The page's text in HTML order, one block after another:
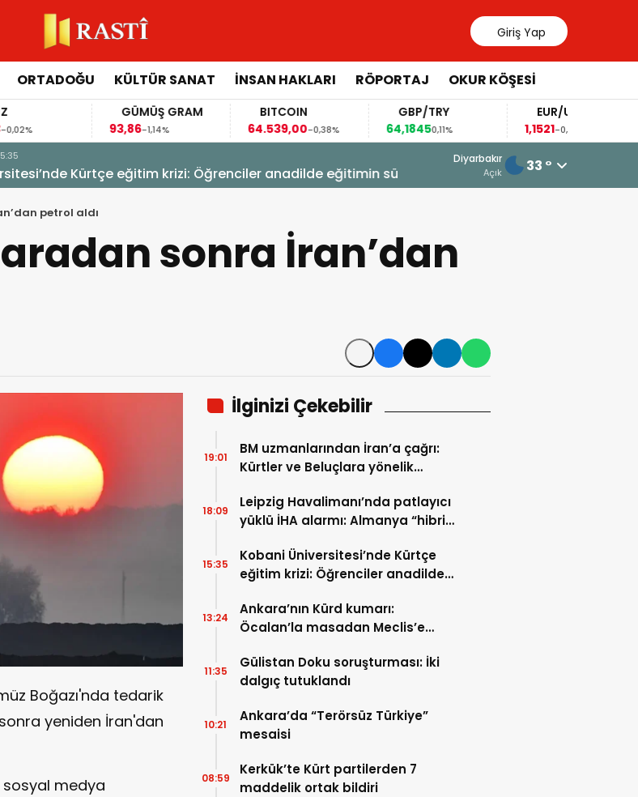
Giriş Yap
ORTADOĞU KÜLTÜR SANAT İNSAN HAKLARI RÖPORTAJ OKUR KÖŞESİ
GÜMÜŞ GRAM
93,86
-1,14%
BITCOIN
64.539,00-0,38%
GBP/TRY
64,18450,11%
EUR/USD
1,1521
-0,28%
anadilde eğitimin sürmesini istiyor
6 Ağustos 2026 - 13:24
Ankara’nın Kürd kumarı:
Diyarbakır
Açık 33 °
petrol aldı
sonra İran’dan
Boğazı'nda tedarik
sonra yeniden İran'dan
sosyal medya
İlginizi Çekebilir
BM uzmanlarından İran’a çağrı:
Kürtler ve Beluçlara yönelik
19:01
Leipzig Havalimanı’nda patlayıcı
yüklü İHA alarmı: Almanya “hibrit
18:09
Kobani Üniversitesi’nde Kürtçe
eğitim krizi: Öğrenciler anadilde
15:35
Ankara’nın Kürd kumarı:
Öcalan’la masadan Meclis’e
13:24
Gülistan Doku soruşturması: İki
dalgıç tutuklandı
11:35
Ankara’da “Terörsüz Türkiye”
mesaisi
10:21
Kerkük’te Kürt partilerden 7
maddelik ortak bildiri
08:59